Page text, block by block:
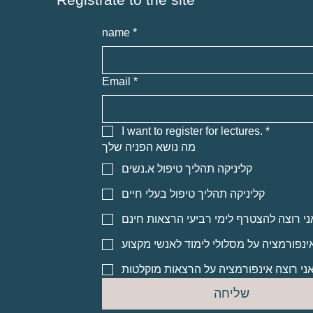
name *
Email *
I want to register for lectures. *
מה נושא הפניה שלך
קליניקה תהליך טיפול א.נשים
קליניקה תהליך טיפול בעלי חיים
רוצה להצטרף לימי רביעי הרצאות חינם
על מסלולי לימוד לאנשי מקצוע
רוצה אינפורמציה על הרצאות מוקלטות
שליחה